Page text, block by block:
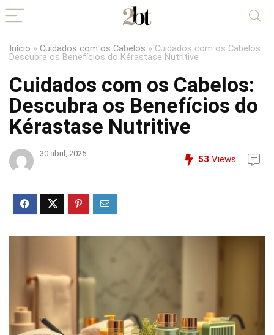
Início » Cuidados com os Cabelos » Cuidados com os Cabelos:
Descubra os Benefícios do Kérastase Nutritive
Cuidados com os Cabelos:
Descubra os Benefícios do
Kérastase Nutritive
30 abril, 2025
53 Views